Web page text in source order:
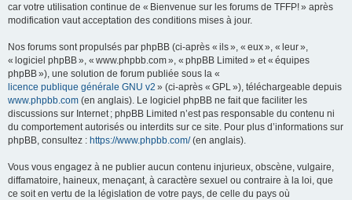
car votre utilisation continue de « Bienvenue sur les forums de TFFP! » après
modification vaut acceptation des conditions mises à jour.
Nos forums sont propulsés par phpBB (ci-après « ils », « eux », « leur »,
« logiciel phpBB », « www.phpbb.com », « phpBB Limited » et « équipes
phpBB »), une solution de forum publiée sous la «
licence publique générale GNU v2 » (ci-après « GPL »), téléchargeable depuis
www.phpbb.com (en anglais). Le logiciel phpBB ne fait que faciliter les
discussions sur Internet ; phpBB Limited n’est pas responsable du contenu ni
du comportement autorisés ou interdits sur ce site. Pour plus d’informations sur
phpBB, consultez : https://www.phpbb.com/(en anglais).
Vous vous engagez à ne publier aucun contenu injurieux, obscène, vulgaire,
diffamatoire, haineux, menaçant, à caractère sexuel ou contraire à la loi, que
ce soit en vertu de la législation de votre pays, de celle du pays où